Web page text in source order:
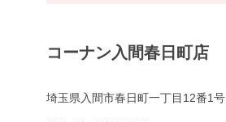
コーナン入間春日町店
埼玉県入間市春日町一丁目12番1号